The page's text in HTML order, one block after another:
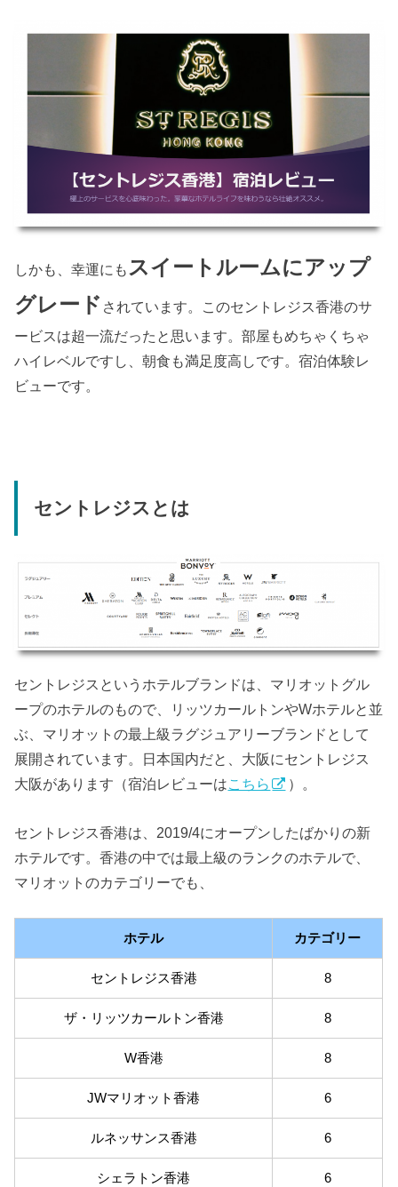
しかも、幸運にもスイートルームにアップ
グレード されています。このセントレジス香港のサ
ービスは超一流だったと思います。部屋もめちゃくちゃ
ハイレベルですし、朝食も満足度高しです。宿泊体験レ
ビューです。
セントレジスとは
セントレジスというホテルブランドは、マリオットグル
ープのホテルのもので、リッツカールトンやWホテルと並
ぶ、マリオットの最上級ラグジュアリーブランドとして
展開されています。日本国内だと、大阪にセントレジス
大阪があります（宿泊レビューはこちら ）。
セントレジス香港は、2019/4にオープンしたばかりの新
ホテルです。香港の中では最上級のランクのホテルで、
マリオットのカテゴリーでも、
ホテル カテゴリー
セントレジス香港 8
ザ・リッツカールトン香港 8
W香港 8
JWマリオット香港 6
ルネッサンス香港 6
シェラトン香港 6